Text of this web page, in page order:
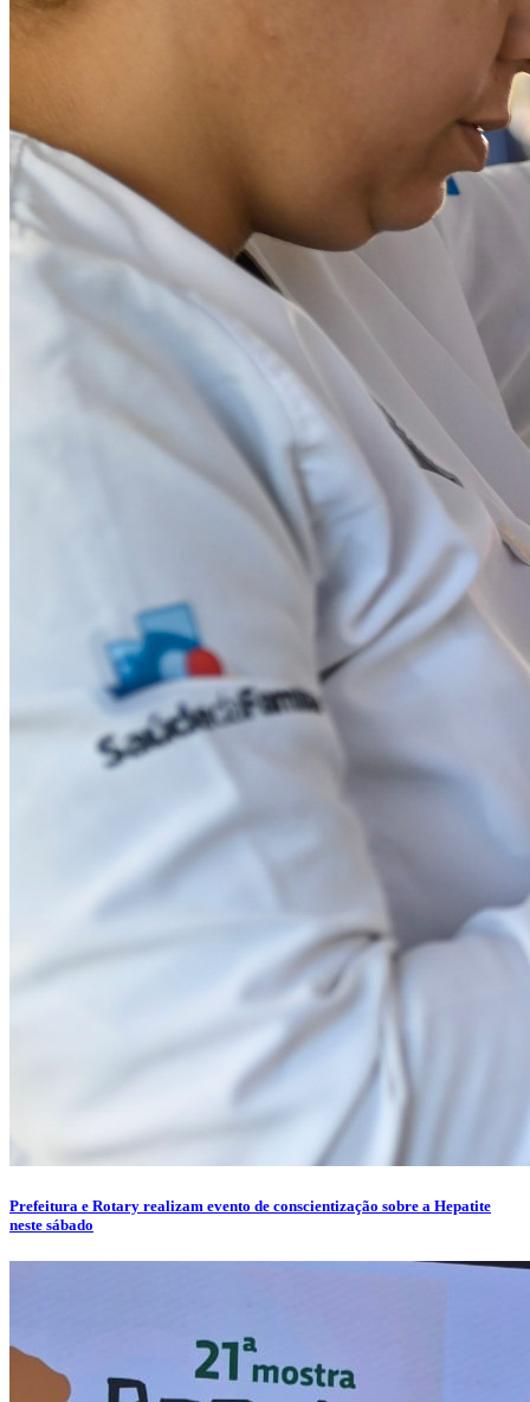
Prefeitura e Rotary realizam evento de conscientização sobre a Hepatite
neste sábado